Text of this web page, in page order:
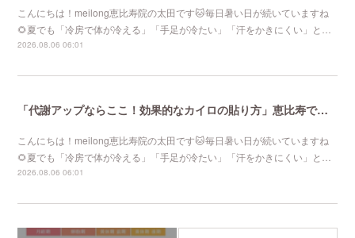
こんにちは！meilong恵比寿院の太田です🐱毎日暑い日が続いていますね
🌻夏でも「冷房で体が冷える」「手足が冷たい」「汗をかきにくい」と…
2026.08.06 06:01
「代謝アップならここ！効果的なカイロの貼り方」恵比寿で口コミNo 1美容鍼灸ならmeilong
こんにちは！meilong恵比寿院の太田です🐱毎日暑い日が続いていますね
🌻夏でも「冷房で体が冷える」「手足が冷たい」「汗をかきにくい」と…
2026.08.06 06:01